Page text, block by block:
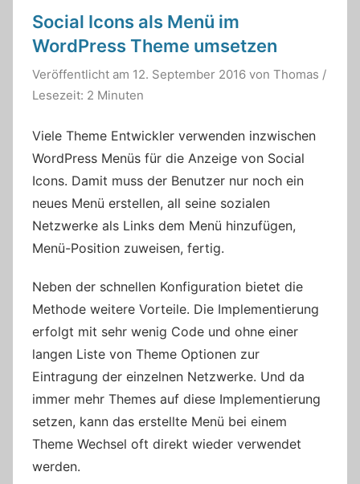
Social Icons als Menü im
WordPress Theme umsetzen
Veröffentlicht am 12. September 2016 von Thomas /
Lesezeit: 2 Minuten
Viele Theme Entwickler verwenden inzwischen
WordPress Menüs für die Anzeige von Social
Icons. Damit muss der Benutzer nur noch ein
neues Menü erstellen, all seine sozialen
Netzwerke als Links dem Menü hinzufügen,
Menü-Position zuweisen, fertig.
Neben der schnellen Konfiguration bietet die
Methode weitere Vorteile. Die Implementierung
erfolgt mit sehr wenig Code und ohne einer
langen Liste von Theme Optionen zur
Eintragung der einzelnen Netzwerke. Und da
immer mehr Themes auf diese Implementierung
setzen, kann das erstellte Menü bei einem
Theme Wechsel oft direkt wieder verwendet
werden.